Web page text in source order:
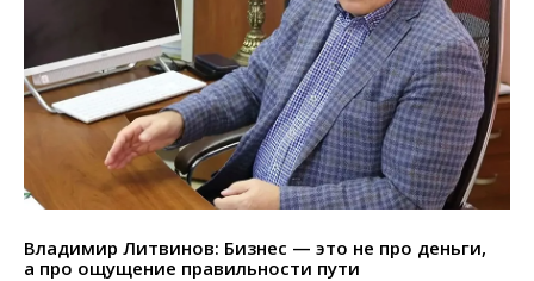
Владимир Литвинов: Бизнес — это не про деньги,
а про ощущение правильности пути